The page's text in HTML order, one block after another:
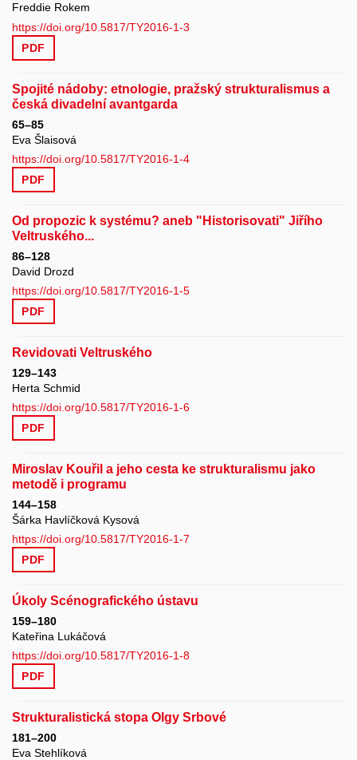
Freddie Rokem
https://doi.org/10.5817/TY2016-1-3
PDF
Spojité nádoby: etnologie, pražský strukturalismus a
česká divadelní avantgarda
65–85
Eva Šlaisová
https://doi.org/10.5817/TY2016-1-4
PDF
Od propozic k systému? aneb "Historisovati" Jiřího
Veltruského...
86–128
David Drozd
https://doi.org/10.5817/TY2016-1-5
PDF
Revidovati Veltruského
129–143
Herta Schmid
https://doi.org/10.5817/TY2016-1-6
PDF
Miroslav Kouřil a jeho cesta ke strukturalismu jako
metodě i programu
144–158
Šárka Havlíčková Kysová
https://doi.org/10.5817/TY2016-1-7
PDF
Úkoly Scénografického ústavu
159–180
Kateřina Lukáčová
https://doi.org/10.5817/TY2016-1-8
PDF
Strukturalistická stopa Olgy Srbové
181–200
Eva Stehlíková